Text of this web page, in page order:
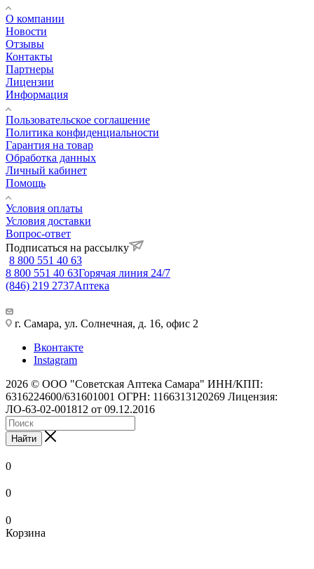
О компании
Новости
Отзывы
Контакты
Партнеры
Лицензии
Информация
Пользовательское соглашение
Политика конфиденциальности
Гарантия на товар
Обработка данных
Личный кабинет
Помощь
Условия оплаты
Условия доставки
Вопрос-ответ
Подписаться на рассылку
8 800 551 40 63
8 800 551 40 63Горячая линия 24/7
(846) 219 2737Аптека
г. Самара, ул. Солнечная, д. 16, офис 2
Вконтакте
Instagram
2026 © ООО "Советская Аптека Самара" ИНН/КПП:
6316224600/631601001 ОГРН: 1166313120269 Лицензия:
ЛО-63-02-001812 от 09.12.2016
Найти
0
0
0
Корзина